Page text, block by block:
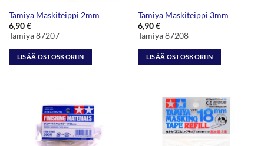
Tamiya Maskiteippi 2mm
6,90€
Tamiya 87207
LISÄÄ OSTOSKORIIN
Tamiya Maskiteippi 3mm
6,90€
Tamiya 87208
LISÄÄ OSTOSKORIIN